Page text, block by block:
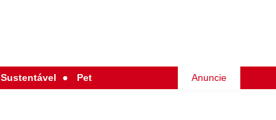
Sustentável Pet Anuncie